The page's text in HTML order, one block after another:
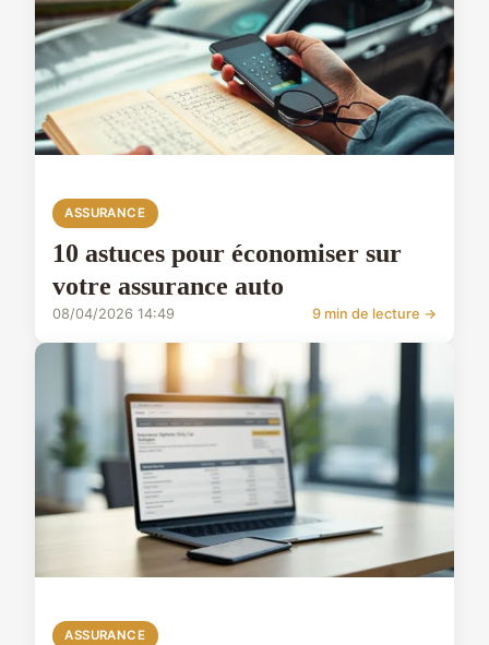
ASSURANCE
10 astuces pour économiser sur
votre assurance auto
08/04/2026 14:49 9 min de lecture →
ASSURANCE